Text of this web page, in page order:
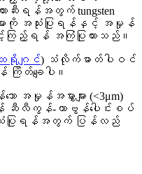
ဆီးရန်အတွက် tungsten
ားကို အသုံးပြုရန်နှင့် အမှုန်
ြည့်ရန် အကြံပြုထားသည်။
ရိုဂျင်) သံလိုက်ဓာတ်ပါဝင်
ကြိတ်ချေပါ။
ော အမှုန်အမွှားများ (<3μm)
ဆီလီကွန်-ကာဗွန်ပေါင်းစပ်
းပြုရန်အတွက် ပြန်လည်